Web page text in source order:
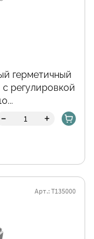
герметичный
регулировкой
- +
Арт.: Т135000